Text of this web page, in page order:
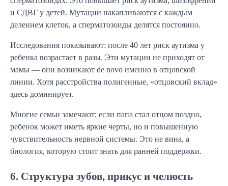
и СДВГ у детей. Мутации накапливаются с каждым
делением клеток, а сперматозоиды делятся постоянно.
Исследования показывают: после 40 лет риск аутизма у
ребенка возрастает в разы. Эти мутации не приходят от
мамы — они возникают de novo именно в отцовской
линии. Хотя расстройства полигенные, «отцовский вклад»
здесь доминирует.
Многие семьи замечают: если папа стал отцом поздно,
ребенок может иметь яркие черты, но и повышенную
чувствительность нервной системы. Это не вина, а
биология, которую стоит знать для ранней поддержки.
6. Структура зубов, прикус и челюсть